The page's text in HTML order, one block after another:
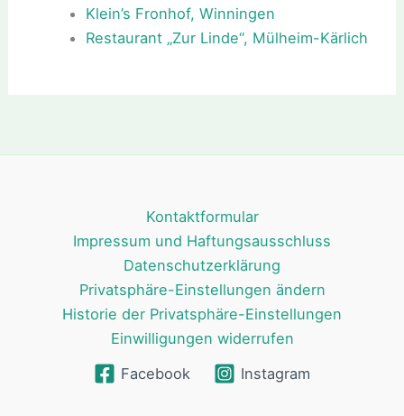
Klein’s Fronhof, Winningen
Restaurant „Zur Linde“, Mülheim-Kärlich
Kontaktformular
Impressum und Haftungsausschluss
Datenschutzerklärung
Privatsphäre-Einstellungen ändern
Historie der Privatsphäre-Einstellungen
Einwilligungen widerrufen
Facebook
Instagram